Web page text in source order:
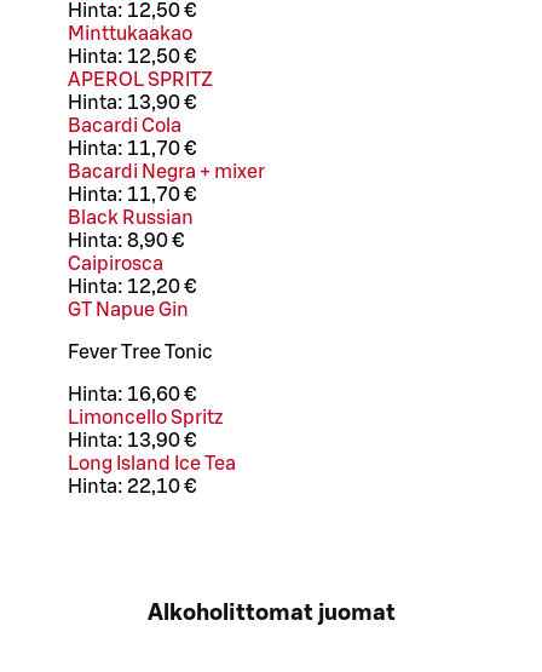
Hinta: 12,50 €
Minttukaakao
Hinta: 12,50 €
APEROL SPRITZ
Hinta: 13,90 €
Bacardi Cola
Hinta: 11,70 €
Bacardi Negra + mixer
Hinta: 11,70 €
Black Russian
Hinta: 8,90 €
Caipirosca
Hinta: 12,20 €
GT Napue Gin
Fever Tree Tonic
Hinta: 16,60 €
Limoncello Spritz
Hinta: 13,90 €
Long Island Ice Tea
Hinta: 22,10 €
Alkoholittomat juomat